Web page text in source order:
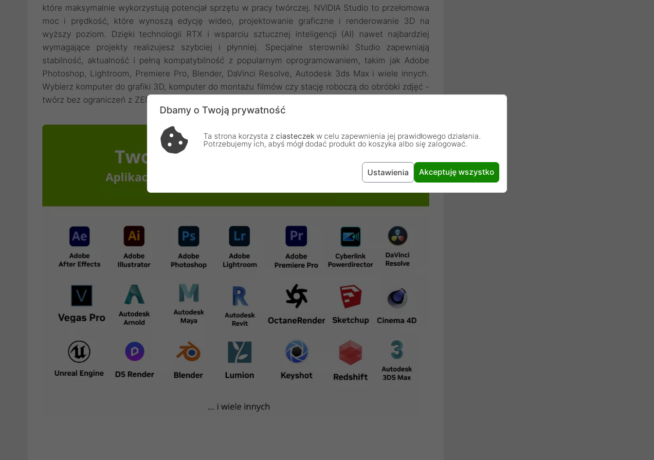
które maksymalnie wykorzystują potencjał sprzętu w pracy twórczej. NVIDIA Studio to przełomowa
moc i prędkość, które wynoszą edycję wideo, projektowanie graficzne i renderowanie 3D na
wyższy poziom. Dzięki technologii RTX i wsparciu sztucznej inteligencji (AI) nawet najbardziej
wymagające projekty realizujesz szybciej i płynniej. Specjalne sterowniki Studio zapewniają
stabilność, aktualność i pełną kompatybilność z popularnym oprogramowaniem, takim jak Adobe
Photoshop, Lightroom, Premiere Pro, Blender, DaVinci Resolve, Autodesk 3ds Max i wiele innych.
Wybierz komputer do grafiki 3D, komputer do montażu filmów czy stację roboczą do obróbki zdjęć -
twórz bez ograniczeń z ZENPC Studio.
Dbamy o Twoją prywatność
Ta strona korzysta z ciasteczek w celu zapewnienia jej prawidłowego działania.
Potrzebujemy ich, abyś mógł dodać produkt do koszyka albo się zalogować.
Ustawienia Akceptuję wszystko